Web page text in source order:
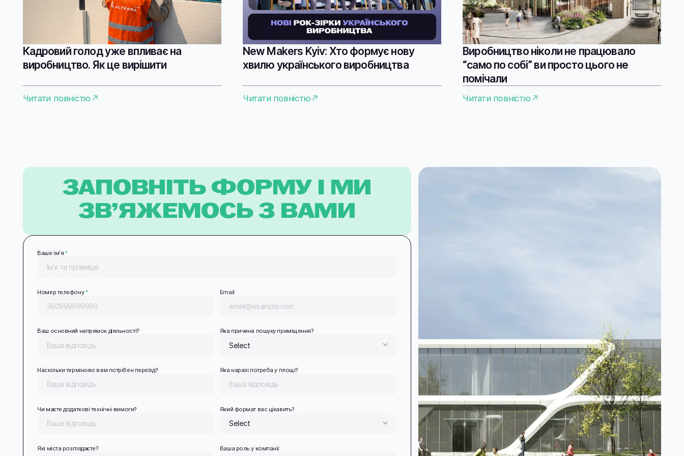
Кадровий голод уже впливає на
виробництво. Як це вирішити
Читати повністю
New Makers Kyiv: Хто формує нову
хвилю українського виробництва
Читати повністю
Виробництво ніколи не працювало
“само по собі” ви просто цього не
помічали
Читати повністю
ЗАПОВНІТЬ ФОРМУ І МИ
ЗВ’ЯЖЕМОСЬ З ВАМИ
Ваше імʼя *
Номер телефону* Email
Ваш основний напрямок діяльності? Яка причина пошуку приміщення?
Select
Наскільки терміново вам потрібен переїзд? Яка наразі потреба у площі?
Чи маєте додаткові технічні вимоги? Який формат вас цікавить?
Select
Які міста розглядаєте? Ваша роль у компанії: